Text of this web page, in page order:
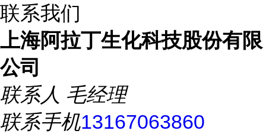
联系我们
上海阿拉丁生化科技股份有限
公司
联系人 毛经理
联系手机13167063860